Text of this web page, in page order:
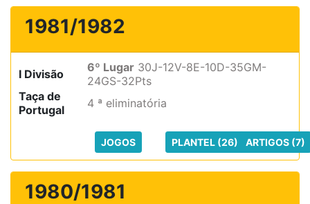
1981/1982
I Divisão 6º Lugar 30J-12V-8E-10D-35GM-
24GS-32Pts
Taça de
Portugal
4 ª eliminatória
JOGOS PLANTEL (26) ARTIGOS (7)
1980/1981